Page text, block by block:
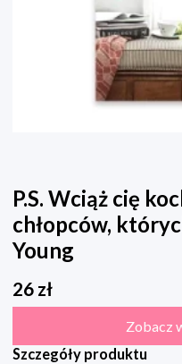
P.S. Wciąż cię
chłopców,
Young
26 zł
Zobacz
Szczegóły produktu